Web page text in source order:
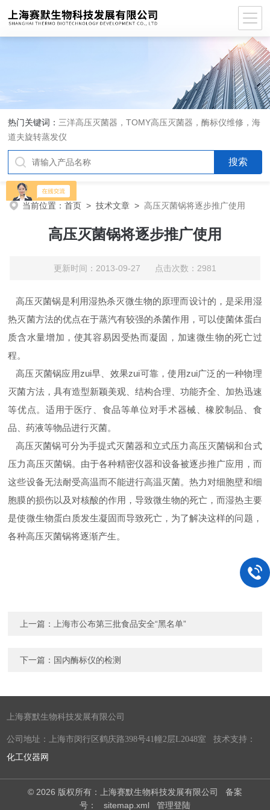
热门关键词： 三洋高压灭菌器，TOMY高压灭菌器，酶标仪维修，海
道夫旋转蒸发仪
当前位置：首页 >技术文章 > 高压灭菌锅将逐步推广使用
高压灭菌锅将逐步推广使用
更新时间：2013-09-27 点击次数：2981
高压灭菌锅是利用湿热杀灭微生物的原理而设计的，是采用湿
热灭菌方法的优点在于蒸汽有较强的杀菌作用，可以使菌体蛋白
质含水量增加，使其容易因受热而凝固，加速微生物的死亡过
程。
高压灭菌锅应用zui早、效果zui可靠，使用zui广泛的一种物理
灭菌方法，具有造型新颖美观、结构合理、功能齐全、加热迅速
等优点。适用于医疗、食品等单位对手术器械、橡胶制品、食
品、药液等物品进行灭菌。
高压灭菌锅可分为手提式灭菌器和立式压力高压灭菌锅和台式
压力高压灭菌锅。由于各种精密仪器和设备被逐步推广应用，而
这些设备无法耐受高温而不能进行高温灭菌。热力对细胞壁和细
胞膜的损伤以及对核酸的作用，导致微生物的死亡，而湿热主要
是使微生物蛋白质发生凝固而导致死亡，为了解决这样的问题，
各种高压灭菌锅将逐渐产生。
上一篇： 上海市公布第三批食品安全“黑名单”
下一篇： 国内酶标仪的检测
上海赛默生物科技发展有限公司
公司地址：上海市闵行区鹤庆路398号41幢2层L2048室 技术支持：
化工仪器网
© 2026 版权所有：上海赛默生物科技发展有限公司 备案
号：
sitemap.xml 管理登陆